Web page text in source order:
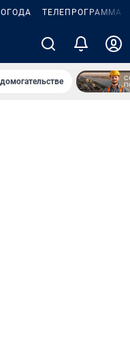
ТЕЛЕПРОГРАММА